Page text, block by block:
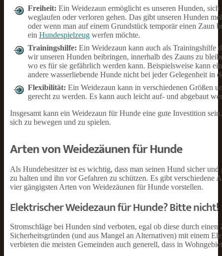
Freiheit: Ein Weidezaun ermöglicht es unseren Hunden,
weglaufen oder verloren gehen. Das gibt unseren Hunden
oder wenn man auf einem Grundstück temporär einen Zaun
ein Hundespielzeug werfen möchte.
Trainingshilfe: Ein Weidezaun kann auch als Trainingshilfe
wir unseren Hunden beibringen, innerhalb des Zauns zu
wo es für sie gefährlich werden kann. Beispielsweise kann
andere wasserliebende Hunde nicht bei jeder Gelegenheit in
Flexibilität: Ein Weidezaun kann in verschiedenen Größen
gerecht zu werden. Es kann auch leicht auf- und abgebaut
Insgesamt kann ein Weidezaun für Hunde eine gute Investition
sich zu bewegen und zu spielen.
Arten von Weidezäunen für Hunde
Als Hundebesitzer ist es wichtig, dass man seinen Hund sicher
zu halten und ihn vor Gefahren zu schützen. Es gibt
vier gängigsten Arten von Weidezäunen für Hunde vorstellen.
Elektrischer Weidezaun für Hunde? Bitte nicht!
Stromschläge bei Hunden sind verboten, egal ob diese durch
Sicherheitsgründen (und aus Mangel an Alternativen) mit einem
verbieten die meisten Gemeinden auch generell, dass in